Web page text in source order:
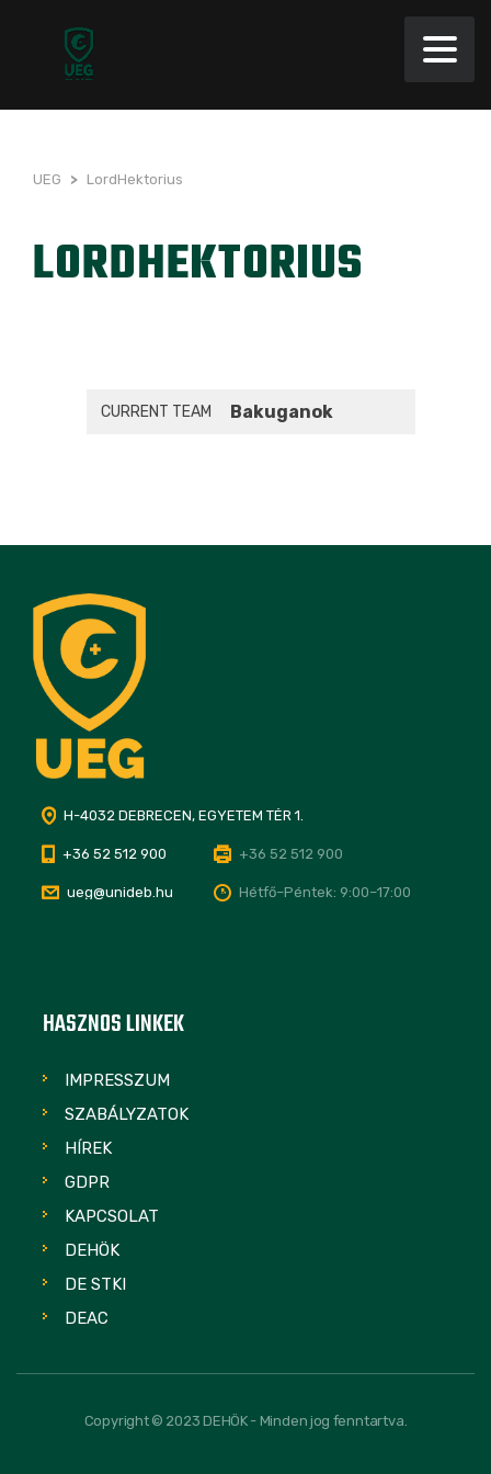
UEG > LordHektorius
LORDHEKTORIUS
CURRENT TEAM Bakuganok
H-4032 DEBRECEN, EGYETEM TÉR 1.
+36 52 512 900 +36 52 512 900
ueg@unideb.hu Hétfő–Péntek: 9:00–17:00
HASZNOS LINKEK
IMPRESSZUM
SZABÁLYZATOK
HÍREK
GDPR
KAPCSOLAT
DEHÖK
DE STKI
DEAC
Copyright © 2023 DEHÖK - Minden jog fenntartva.